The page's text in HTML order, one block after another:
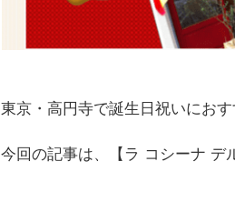
東京・高円寺で誕生日祝いにおす
今回の記事は、【ラ コシーナ デ